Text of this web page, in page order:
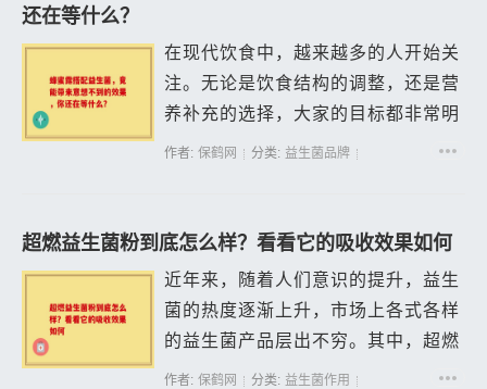
还在等什么？
在现代饮食中，越来越多的人开始关
注。无论是饮食结构的调整，还是营
养补充的选择，大家的目标都非常明
确：希望通过优质的营养促进身体的
想，这样...
作者: 保鹤网 分类: 益生菌品牌
超燃益生菌粉到底怎么样？看看它的吸收效果如何
近年来，随着人们意识的提升，益生
菌的热度逐渐上升，市场上各式各样
的益生菌产品层出不穷。其中，超燃
益生菌粉因其优秀的吸收效果而备受
作者: 保鹤网 分类: 益生菌作用